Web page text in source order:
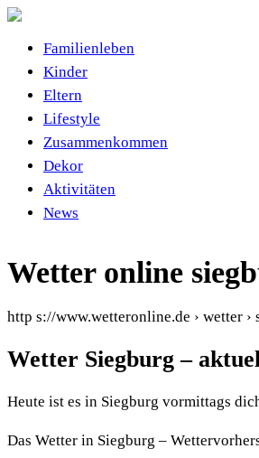
Familienleben
Kinder
Eltern
Lifestyle
Zusammenkommen
Dekor
Aktivitäten
News
Wetter online
http s://www.wetteronline.de › wetter ›
Wetter Siegburg –
Heute ist es in Siegburg vormittags
Das Wetter in Siegburg –